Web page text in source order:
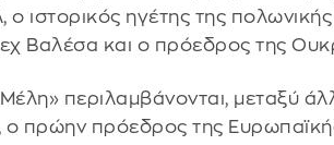
ο ιστορικός ηγέτης της
Βαλέσα και ο πρόεδρος της
περιλαμβάνονται, μεταξύ
πρώην πρόεδρος της